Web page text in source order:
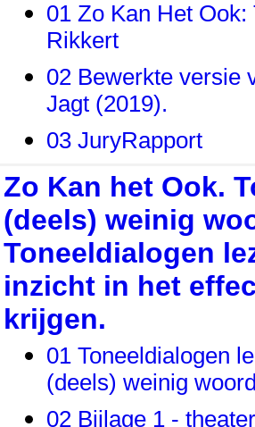
01 Zo Kan Het
Rikkert
02 Bewerkte versie
Jagt (2019).
03 JuryRapport
Zo Kan het Ook.
(deels) weinig
Toneeldialogen
inzicht in het
krijgen.
01 Toneeldialogen
(deels) weinig
02 Bijlage 1 -